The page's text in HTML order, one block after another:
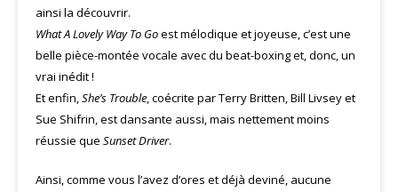
ainsi la découvrir.
What A Lovely Way To Goest mélodique et joyeuse, c’est une
belle pièce-montée vocale avec du beat-boxing et, donc, un
vrai inédit !
Et enfin,She’s Trouble, coécrite par Terry Britten, Bill Livsey et
Sue Shifrin, est dansante aussi, mais nettement moins
réussie que Sunset Driver.
Ainsi, comme vous l’avez d’ores et déjà deviné, aucune